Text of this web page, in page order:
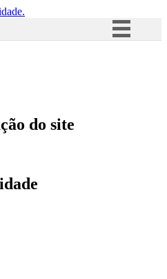
Acesso à informação
do site